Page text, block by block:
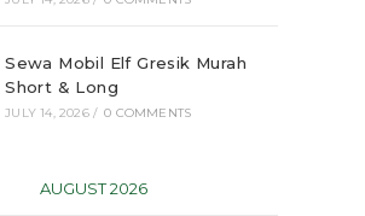
Sewa Mobil Elf Gresik Murah
Short & Long
JULY 14, 2026 / 0 COMMENTS
AUGUST 2026